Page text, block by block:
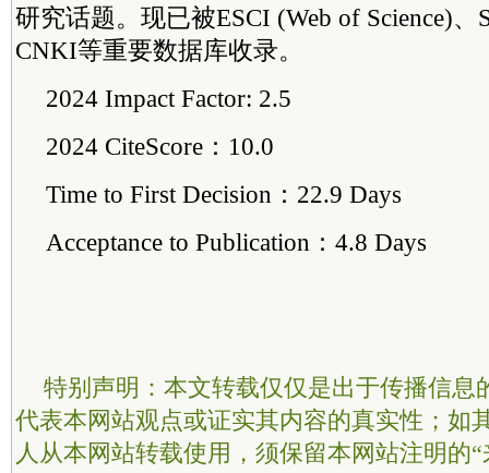
研究话题。现已被ESCI (Web of Science)、
CNKI等重要数据库收录。
2024 Impact Factor: 2.5
2024 CiteScore：10.0
Time to First Decision：22.9 Days
Acceptance to Publication：4.8 Days
特别声明：本文转载仅仅是出于传播信息
代表本网站观点或证实其内容的真实性；如
人从本网站转载使用，须保留本网站注明的